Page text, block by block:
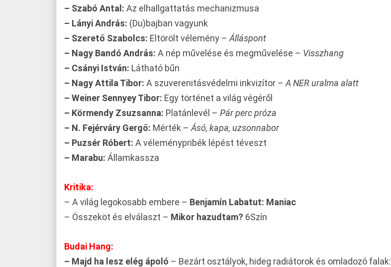
– Szabó Antal: Az elhallgattatás mechanizmusa
– Lányi András: (Du)bajban vagyunk
– Szerető Szabolcs: Eltörölt vélemény – Álláspont
– Nagy Bandó András: A nép művelése és megművelése – Visszhang
– Csányi István: Látható bűn
– Nagy Attila Tibor: A szuverenitásvédelmi inkvizítor – A NER uralma alatt
– Weiner Sennyey Tibor: Egy történet a világ végéről
– Körmendy Zsuzsanna: Platánlevél – Pár perc próza
– N. Fejérváry Gergő: Mérték – Ásó, kapa, uzsonnabor
– Puzsér Róbert: A véleménypribék lépést téveszt
– Marabu: Államkassza
Kritika:
– A világ legokosabb embere – Benjamín Labatut: Maniac
– Összeköt és elválaszt – Mikor hazudtam? 6Szín
Budai Hang:
– Majd ha lesz elég ápoló – Bezárt osztályok, hideg radiátorok és omladozó falak: